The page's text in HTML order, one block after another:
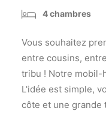
4 chambres
Vous souhaitez
entre cousins,
tribu ! Notre mobil-
L'idée est simple,
côte et une grande